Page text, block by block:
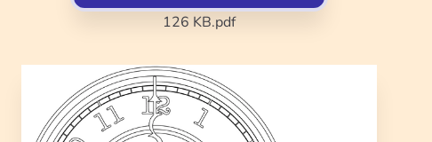
126 KB.pdf